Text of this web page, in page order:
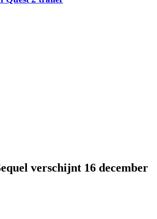
verschijnt 16 december